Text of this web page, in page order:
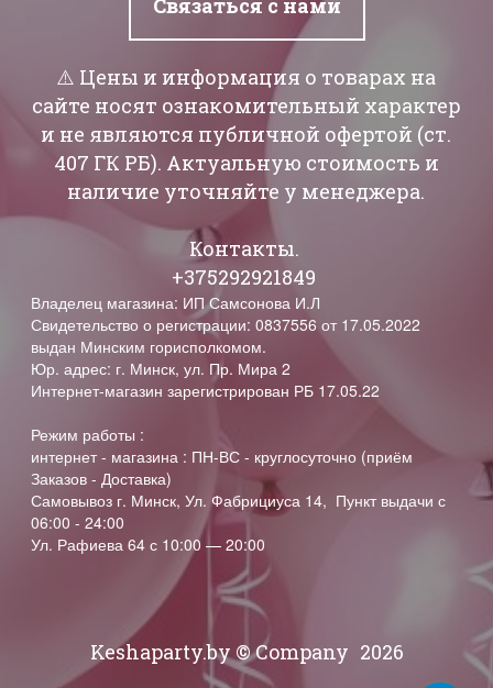
Связаться с нами
⚠️ Цены и информация о товарах на
сайте носят ознакомительный характер
и не являются публичной офертой (ст.
407 ГК РБ). Актуальную стоимость и
наличие уточняйте у менеджера.
Контакты.
+375292921849
Владелец магазина: ИП Самсонова И.Л
Свидетельство о регистрации: 0837556 от 17.05.2022
выдан Минским горисполкомом.
Юр. адрес: г. Минск, ул. Пр. Мира 2
Интернет-магазин зарегистрирован РБ 17.05.22
Режим работы :
интернет - магазина : ПН-ВС - круглосуточно (приём
Заказов - Доставка)
Самовывоз г. Минск, Ул. Фабрициуса 14, Пункт выдачи с
06:00 - 24:00
Ул. Рафиева 64 с 10:00 — 20:00
Keshaparty.by © Company 2026